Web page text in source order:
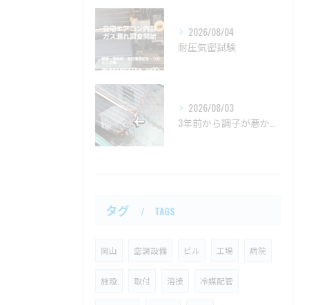
2026/08/04
耐圧気密試験
2026/08/03
タグ TAGS
岡山 空調設備 ビル 工場 病院
施設 取付 溶接 冷媒配管